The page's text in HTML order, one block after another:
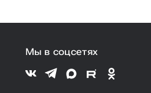
Мы в соцсетях